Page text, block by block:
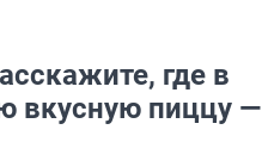
где в
вкусную пиццу —